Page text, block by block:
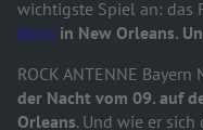
wichtigste Spiel an: das
Bowl in New Orleans.
ROCK ANTENNE Bayern
der Nacht vom 09. auf
Orleans. Und wie er